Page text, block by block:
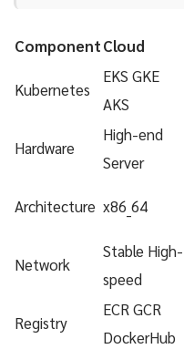
ComponentCloud
Kubernetes
EKS GKE
AKS
Hardware
High-end
Server
Architecture x86_64
Network
Stable High-
speed
Registry
ECR GCR
DockerHub